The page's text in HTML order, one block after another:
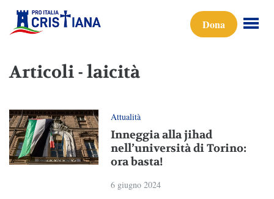
Dona
Articoli - laicità
Attualità
Inneggia alla jihad
nell’università di Torino:
ora basta!
6 giugno 2024